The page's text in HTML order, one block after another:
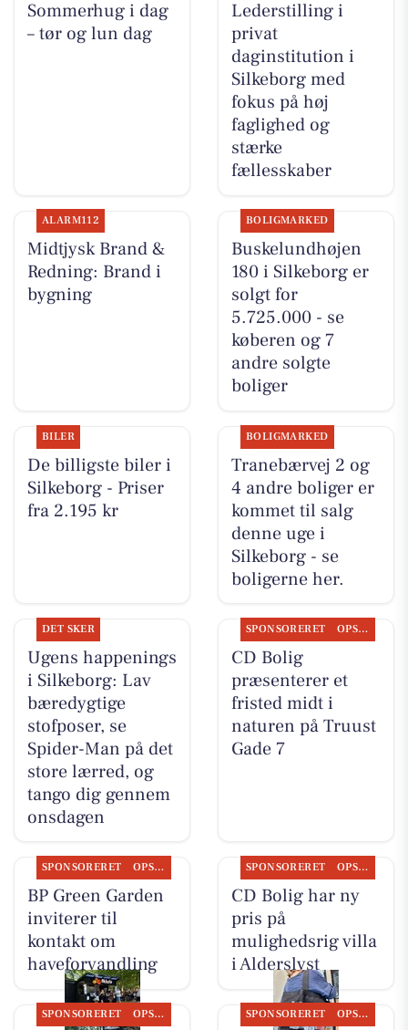
Sommerhug i dag
– tør og lun dag
Lederstilling i
privat
daginstitution i
Silkeborg med
fokus på høj
faglighed og
stærke
fællesskaber
ALARM112
Midtjysk Brand &
Redning: Brand i
bygning
BOLIGMARKED
Buskelundhøjen
180 i Silkeborg er
solgt for
5.725.000 - se
køberen og 7
andre solgte
boliger
BILER
De billigste biler i
Silkeborg - Priser
fra 2.195 kr
BOLIGMARKED
Tranebærvej 2 og
4 andre boliger er
kommet til salg
denne uge i
Silkeborg - se
boligerne her.
DET SKER
Ugens happenings
i Silkeborg: Lav
bæredygtige
stofposer, se
Spider-Man på det
store lærred, og
tango dig gennem
onsdagen
SPONSORERET OPSLAGSTAVLEN
CD Bolig
præsenterer et
fristed midt i
naturen på Truust
Gade 7
SPONSORERET OPSLAGSTAVLEN
BP Green Garden
inviterer til
kontakt om
haveforvandling
SPONSORERET OPSLAGSTAVLEN
CD Bolig har ny
pris på
mulighedsrig villa
i Alderslyst
SPONSORERET OPSLAGSTAVLEN SPONSORERET OPSLAGSTAVLEN